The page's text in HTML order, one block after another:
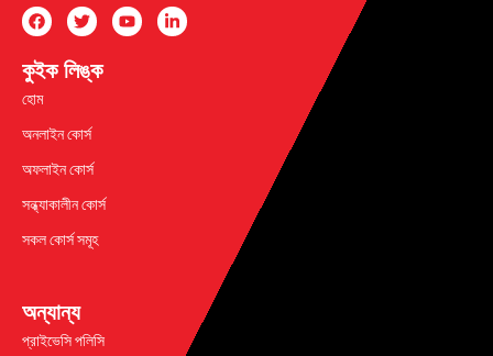
কুইক লিঙ্ক
হোম
অনলাইন কোর্স
অফলাইন কোর্স
সন্ধ্যাকালীন কোর্স
সকল কোর্স সমূহ
অন্যান্য
প্রাইভেসি পলিসি